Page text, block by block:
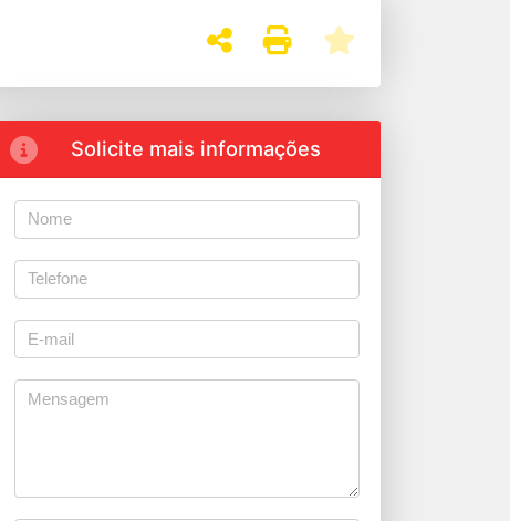
Solicite mais informações